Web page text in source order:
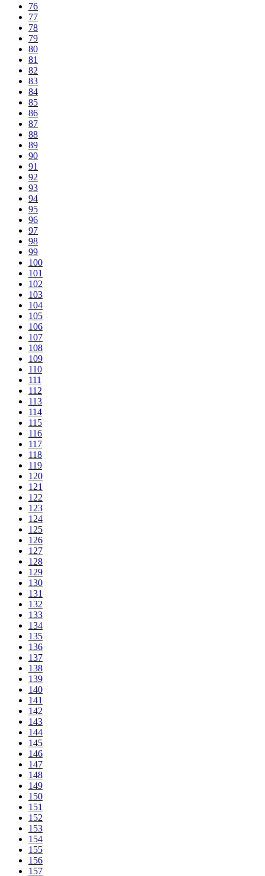
76
77
78
79
80
81
82
83
84
85
86
87
88
89
90
91
92
93
94
95
96
97
98
99
100
101
102
103
104
105
106
107
108
109
110
111
112
113
114
115
116
117
118
119
120
121
122
123
124
125
126
127
128
129
130
131
132
133
134
135
136
137
138
139
140
141
142
143
144
145
146
147
148
149
150
151
152
153
154
155
156
157